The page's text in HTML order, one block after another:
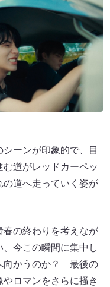
ーンが印象的で、目
道がレッドカーペッ
の道へ走っていく姿が
の終わりを考えなが
今この瞬間に集中し
向かうのか？ 最後の
ロマンをさらに掻き